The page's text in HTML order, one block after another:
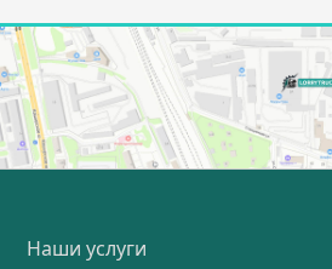
Наши услуги